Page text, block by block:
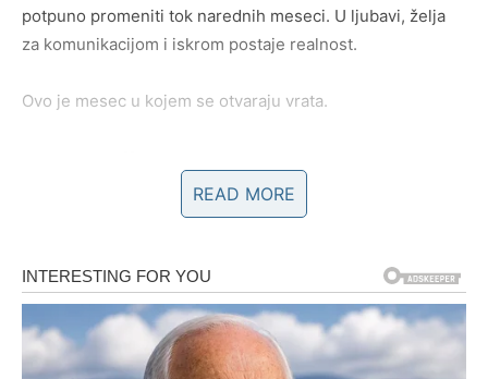
potpuno promeniti tok narednih meseci. U ljubavi, želja
za komunikacijom i iskrom postaje realnost.
Ovo je mesec u kojem se otvaraju vrata.
RAK – ŽELJA ZA LJUBAVLJU
Ako ste u vezi, odnos postaje dublji. Ako ste slobodni,
moguća je nova priča ili povratak osobe koja dolazi sa
drugačijom energijom.
READ MORE